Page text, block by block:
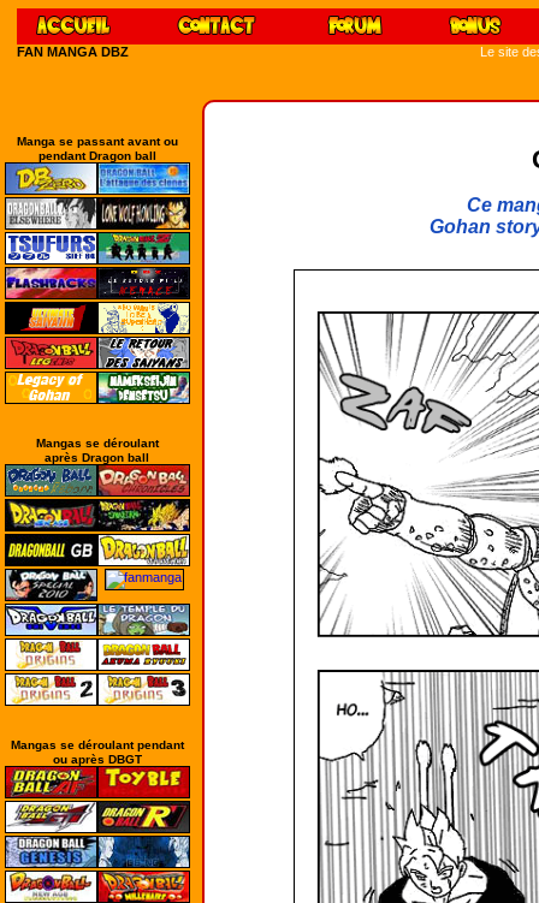
FAN MANGA DBZ Le site
Manga se passant avant ou
pendant Dragon ball
Mangas se déroulant
après Dragon ball
Mangas se déroulant pendant
ou après DBGT
Ce
Gohan